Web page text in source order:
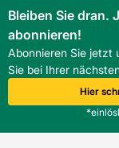
Bleiben Sie dran.
abonnieren!
Abonnieren Sie jetzt
Sie bei Ihrer
Hier